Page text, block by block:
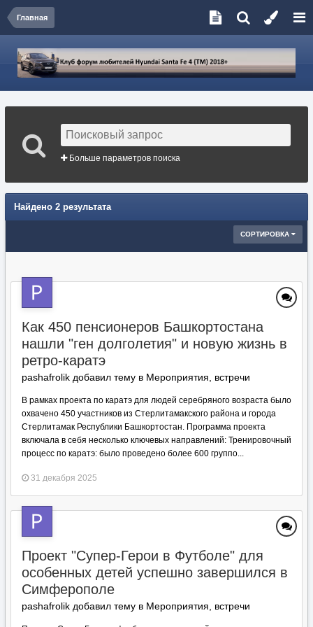
Главная
Больше параметров поиска
Найдено 2 результата
СОРТИРОВКА
Как 450 пенсионеров Башкортостана
нашли "ген долголетия" и новую жизнь в
ретро-каратэ
pashafrolik добавил тему в Мероприятия, встречи
В рамках проекта по каратэ для людей серебряного возраста было
охвачено 450 участников из Стерлитамакского района и города
Стерлитамак Республики Башкортостан. Программа проекта
включала в себя несколько ключевых направлений: Тренировочный
процесс по каратэ: было проведено более 600 группо...
31 декабря 2025
Проект "Супер-Герои в Футболе" для
особенных детей успешно завершился в
Симферополе
pashafrolik добавил тему в Мероприятия, встречи